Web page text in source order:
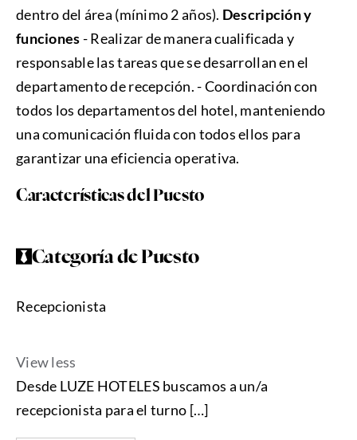
dentro del área (mínimo 2 años). Descripción y
funciones- Realizar de manera cualificada y
responsable las tareas que se desarrollan en el
departamento de recepción. - Coordinación con
todos los departamentos del hotel, manteniendo
una comunicación fluida con todos ellos para
garantizar una eficiencia operativa.
Características del Puesto
Categoría de Puesto
Recepcionista
View less
Desde LUZE HOTELES buscamos a un/a
recepcionista para el turno […]